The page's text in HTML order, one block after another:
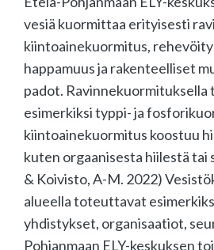
vesiä kuormittaa erityisesti
kiintoainekuormitus,
happamuus ja rakenteelliset
padot. Ravinnekuormituksella
esimerkiksi typpi- ja
kiintoainekuormitus koostuu
kuten orgaanisesta hiilestä tai
& Koivisto, A-M. 2022)
alueella toteuttavat
yhdistykset, organisaatiot,
Pohjanmaan ELY-keskuksen